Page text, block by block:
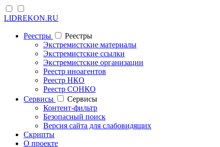
LIDREKON.RU
Реестры
Реестры
Экстремистские материалы
Экстремистские ссылки
Экстремистские организации
Реестр иноагентов
Реестр НКО
Реестр СОНКО
Cервисы
Cервисы
Контент-фильтр
Безопасный поиск
Версия сайта для слабовидящих
Скрипты
О проекте